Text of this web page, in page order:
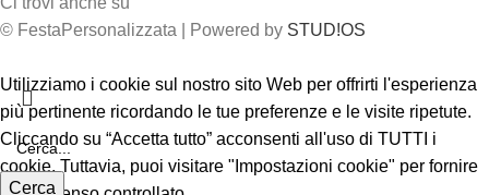
© FestaPersonalizzata | Powered by STUD!OS
Cerca
Utilizziamo i cookie sul nostro sito Web per offrirti l'esperienza
più pertinente ricordando le tue preferenze e le visite ripetute.
Cliccando su “Accetta tutto” acconsenti all'uso di TUTTI i
cookie. Tuttavia, puoi visitare "Impostazioni cookie" per fornire